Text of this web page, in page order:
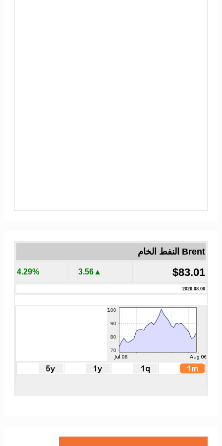
Brent النفط الخام
$83.01
▲3.56
4.29%
2026.08.06